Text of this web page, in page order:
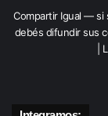
Compartir Igual — si
debés difundir sus
|